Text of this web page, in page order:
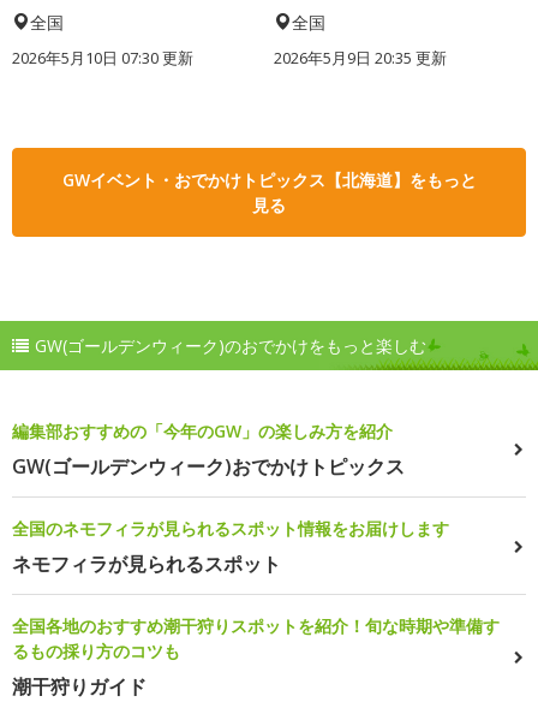
全国
2026年5月10日 07:30 更新
全国
2026年5月9日 20:35 更新
GWイベント・おでかけトピックス【北海道】をもっと
見る
GW(ゴールデンウィーク)のおでかけをもっと楽しむ
編集部おすすめの「今年のGW」の楽しみ方を紹介
GW(ゴールデンウィーク)おでかけトピックス
全国のネモフィラが見られるスポット情報をお届けします
ネモフィラが見られるスポット
全国各地のおすすめ潮干狩りスポットを紹介！旬な時期や準備す
るもの採り方のコツも
潮干狩りガイド